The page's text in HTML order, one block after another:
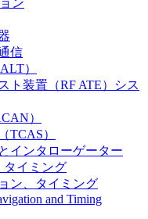
ン
信
）
ト装置（RF ATE）シス
）
TCAS）
インタローゲーター
タイミング
ン、タイミング
and Timing